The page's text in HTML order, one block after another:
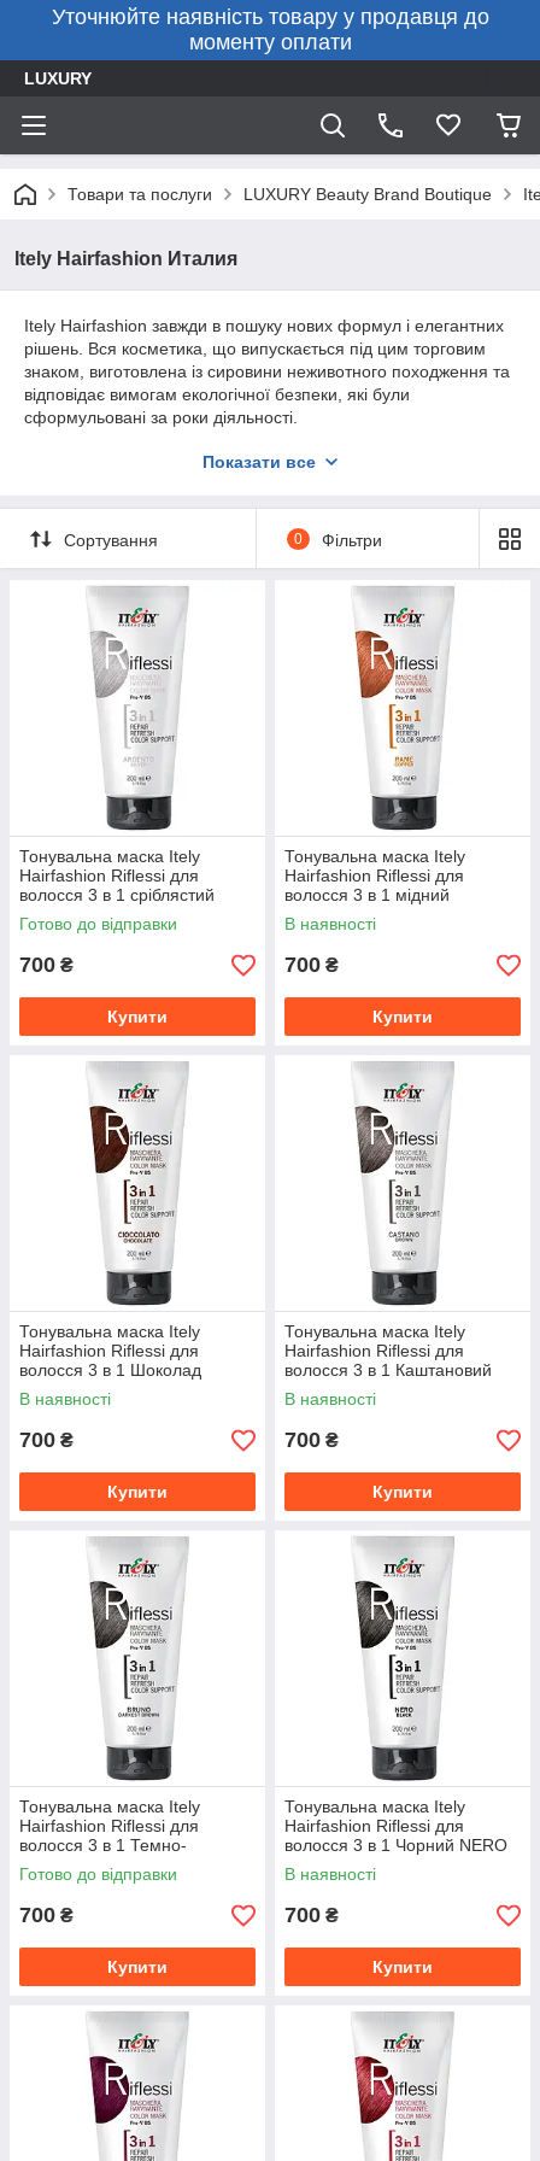
Уточнюйте наявність товару у продавця до
моменту оплати
LUXURY
Товари та послуги LUXURY Beauty Brand Boutique
Itely Hairfashion Италия
Itely Hairfashion завжди в пошуку нових формул і елегантних
рішень. Вся косметика, що випускається під цим торговим
знаком, виготовлена із сировини неживотного походження та
відповідає вимогам екологічної безпеки, які були
сформульовані за роки діяльності.
перукарської справи всім необхідним для постійного
собі засоби для послуг повного циклу в салоні краси:
косметика для догляду, відновлювальні ритуали, барвники
різних принципів дії, засоби перманентного розгладження та
Показати все
Сортування 0 Фільтри
Тонувальна маска Itely
Hairfashion Riflessi для
волосся 3 в 1 сріблястий
ARGENTO, 200 мл
Готово до відправки
700 ₴
Купити
Тонувальна маска Itely
Hairfashion Riflessi для
волосся 3 в 1 мідний
COPPER, 200 мл
В наявності
700 ₴
Купити
Тонувальна маска Itely
Hairfashion Riflessi для
волосся 3 в 1 Шоколад
CHOCOLATE, 200 мл
В наявності
700 ₴
Купити
Тонувальна маска Itely
Hairfashion Riflessi для
волосся 3 в 1 Каштановий
CASTANO, 200 мл
В наявності
700 ₴
Купити
Тонувальна маска Itely
Hairfashion Riflessi для
волосся 3 в 1 Темно-
коричневий BRUNO DARK
BROWN, 200 мл
Готово до відправки
700 ₴
Купити
Тонувальна маска Itely
Hairfashion Riflessi для
волосся 3 в 1 Чорний NERO
BLACK, 200 мл
В наявності
700 ₴
Купити